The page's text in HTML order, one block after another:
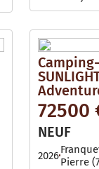
72500
NEUF
2026Pierre